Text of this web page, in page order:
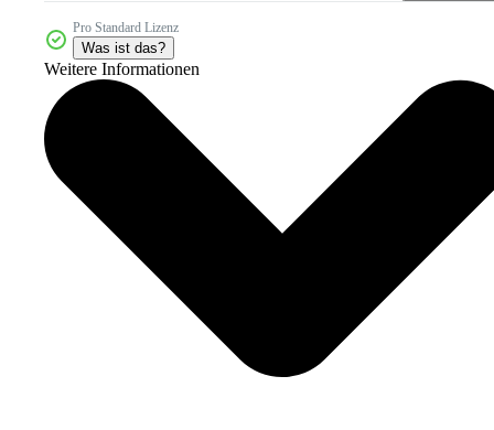
Pro Standard Lizenz
Was ist das?
Weitere Informationen